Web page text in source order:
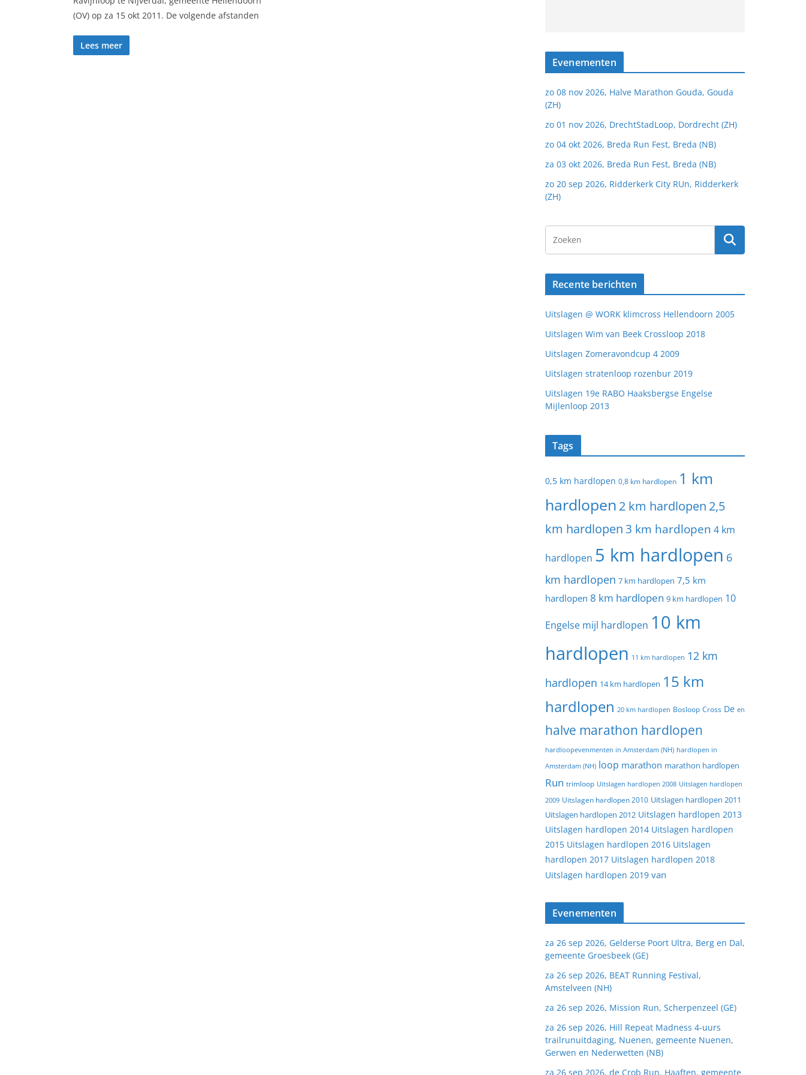
(OV) op za 15 okt 2011. De volgende afstanden
Lees meer
Evenementen
zo 08 nov 2026, Halve Marathon Gouda, Gouda
(ZH)
zo 01 nov 2026, DrechtStadLoop, Dordrecht (ZH)
zo 04 okt 2026, Breda Run Fest, Breda (NB)
za 03 okt 2026, Breda Run Fest, Breda (NB)
zo 20 sep 2026, Ridderkerk City RUn, Ridderkerk
(ZH)
Recente berichten
Uitslagen @ WORK klimcross Hellendoorn 2005
Uitslagen Wim van Beek Crossloop 2018
Uitslagen Zomeravondcup 4 2009
Uitslagen stratenloop rozenbur 2019
Uitslagen 19e RABO Haaksbergse Engelse
Mijlenloop 2013
Tags
0,5 km hardlopen 0,8 km hardlopen 1 km
hardlopen 2 km hardlopen 2,5
km hardlopen 3 km hardlopen 4 km
hardlopen 5 km hardlopen 6
km hardlopen 7 km hardlopen 7,5 km
hardlopen 8 km hardlopen 9 km hardlopen 10
Engelse mijl hardlopen 10 km
hardlopen 11 km hardlopen 12 km
hardlopen 14 km hardlopen 15 km
hardlopen 20 km hardlopen Bosloop Cross De en
halve marathon hardlopen
hardloopevenmenten in Amsterdam (NH) hardlopen in
Amsterdam (NH) loop marathon marathon hardlopen
Run trimloop Uitslagen hardlopen 2008 Uitslagen hardlopen
2009 Uitslagen hardlopen 2010 Uitslagen hardlopen 2011
Uitslagen hardlopen 2012 Uitslagen hardlopen 2013
Uitslagen hardlopen 2014 Uitslagen hardlopen
2015 Uitslagen hardlopen 2016 Uitslagen
hardlopen 2017 Uitslagen hardlopen 2018
Uitslagen hardlopen 2019 van
Evenementen
za 26 sep 2026, Gelderse Poort Ultra, Berg en Dal,
gemeente Groesbeek (GE)
za 26 sep 2026, BEAT Running Festival,
Amstelveen (NH)
za 26 sep 2026, Mission Run, Scherpenzeel (GE)
za 26 sep 2026, Hill Repeat Madness 4-uurs
trailrunuitdaging, Nuenen, gemeente Nuenen,
Gerwen en Nederwetten (NB)
za 26 sep 2026, de Crob Run, Haaften, gemeente